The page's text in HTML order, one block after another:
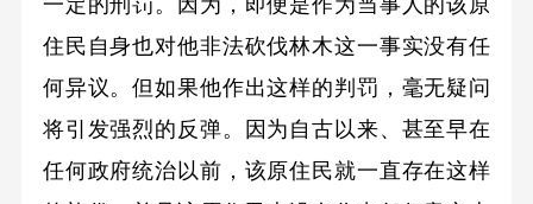
一定的刑罚。因为，即便是作为当事人的该原
住民自身也对他非法砍伐林木这一事实没有任
何异议。但如果他作出这样的判罚，毫无疑问
将引发强烈的反弹。因为自古以来、甚至早在
任何政府统治以前，该原住民就一直存在这样